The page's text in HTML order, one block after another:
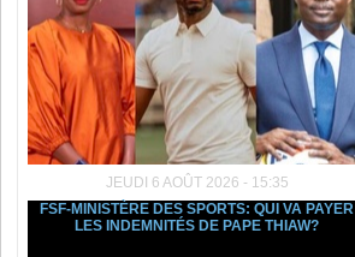
JEUDI 6 AOÛT 2026 - 15:35
FSF-MINISTÈRE DES SPORTS: QUI VA PAYER
LES INDEMNITÉS DE PAPE THIAW?